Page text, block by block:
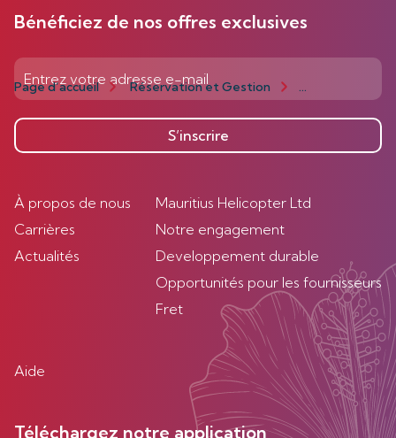
Page d’accueil Réservation et Gestion Gestion
Bénéficiez de nos offres exclusives
S’inscrire
À propos de nous
Carrières
Actualités
Mauritius Helicopter Ltd
Notre engagement
Developpement durable
Opportunités pour les fournisseurs
Fret
Aide
Téléchargez notre application